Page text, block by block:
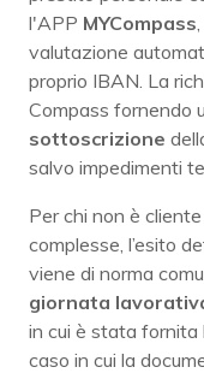
l'APP MYCompass
valutazione
proprio IBAN. La
Compass fornendo
sottoscrizione
salvo impedimenti
Per chi non è
complesse, l’esito
viene di norma
giornata
in cui è stata fornita
caso in cui la